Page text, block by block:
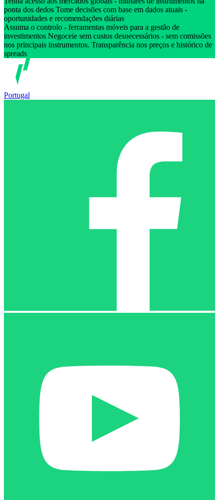
ponta dos dedos Tome decisões com base em dados atuais -
oportunidades e recomendações diárias
Assuma o controlo - ferramentas móveis para a gestão de
investimentos Negoceie sem custos desnecessários - sem comissões
nos principais instrumentos. Transparência nos preços e histórico de
spreads
Portugal